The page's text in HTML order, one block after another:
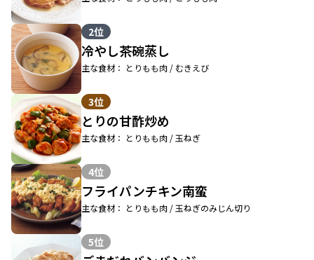
2位
冷やし茶碗蒸し
主な食材： とりもも肉 / むきえび
3位
とりの甘酢炒め
主な食材： とりもも肉 / 玉ねぎ
4位
フライパンチキン南蛮
主な食材： とりもも肉 / 玉ねぎのみじん切り
5位